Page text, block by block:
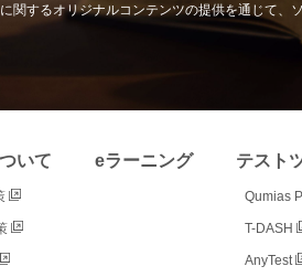
するオリジナルコンテンツの提供を通じて、
いて eラーニング テスト
Qumias
T-DASH
AnyTest